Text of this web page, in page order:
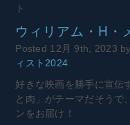
ト
ウィリアム・H・
Posted 12月 9th, 2023 by
ィスト2024.
好きな映画を勝手に宣伝
と肉」がテーマだそうで
ンをお届け！